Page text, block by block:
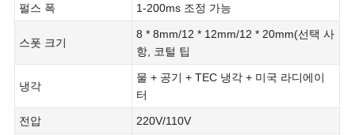
펄스 폭 1-200ms 조정 가능
스폿 크기
8 * 8mm/12 * 12mm/12 * 20mm(선택 사
항, 코털 팁
냉각
물 + 공기 + TEC 냉각 + 미국 라디에이
터
전압 220V/110V